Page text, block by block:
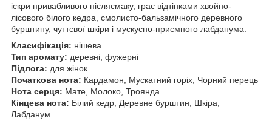
іскри привабливого післясмаку, грає відтінками хвойно-
лісового білого кедра, смолисто-бальзамічного деревного
бурштину, чуттєвої шкіри і мускусно-приємного лабданума.
Класифікація: нішева
Тип аромату: деревні, фужерні
Підлога: для жінок
Початкова нота: Кардамон, Мускатний горіх, Чорний перець
Нота серця: Мате, Молоко, Троянда
Кінцева нота: Білий кедр, Деревне бурштин, Шкіра,
Лабданум